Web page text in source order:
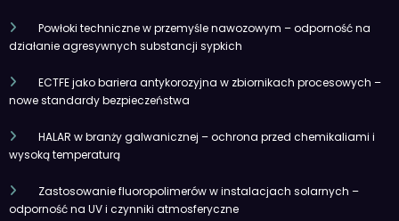
Powłoki techniczne w przemyśle nawozowym – odporność na
działanie agresywnych substancji sypkich
ECTFE jako bariera antykorozyjna w zbiornikach procesowych –
nowe standardy bezpieczeństwa
HALAR w branży galwanicznej – ochrona przed chemikaliami i
wysoką temperaturą
Zastosowanie fluoropolimerów w instalacjach solarnych –
odporność na UV i czynniki atmosferyczne